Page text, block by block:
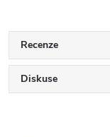
Recenze
Diskuse